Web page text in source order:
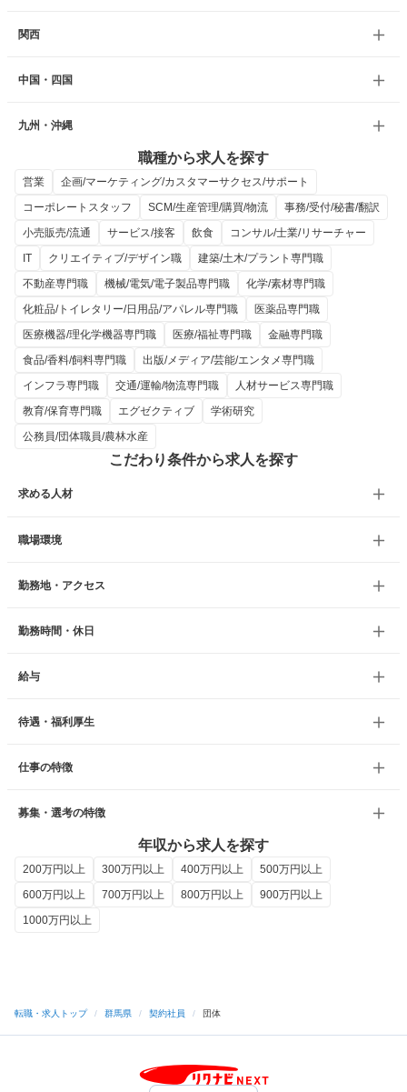
関西
中国・四国
九州・沖縄
職種から求人を探す
営業
企画/マーケティング/カスタマーサクセス/サポート
コーポレートスタッフ
SCM/生産管理/購買/物流
事務/受付/秘書/翻訳
小売販売/流通
サービス/接客 飲食
コンサル/士業/リサーチャー
IT
クリエイティブ/デザイン職
建築/土木/プラント専門職
不動産専門職
機械/電気/電子製品専門職
化学/素材専門職
化粧品/トイレタリー/日用品/アパレル専門職
医薬品専門職
医療機器/理化学機器専門職
医療/福祉専門職
金融専門職
食品/香料/飼料専門職
出版/メディア/芸能/エンタメ専門職
インフラ専門職
交通/運輸/物流専門職
人材サービス専門職
教育/保育専門職
エグゼクティブ
学術研究
公務員/団体職員/農林水産
こだわり条件から求人を探す
求める人材
職場環境
勤務地・アクセス
勤務時間・休日
給与
待遇・福利厚生
仕事の特徴
募集・選考の特徴
年収から求人を探す
200万円以上 300万円以上 400万円以上
500万円以上
600万円以上
700万円以上 800万円以上
900万円以上
1000万円以上
転職・求人トップ / 群馬県 / 契約社員 / 団体